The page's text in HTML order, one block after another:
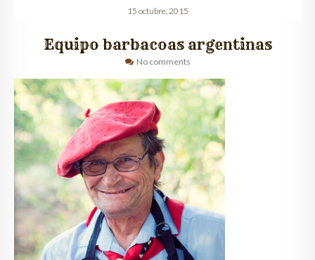
CLIENTES
GALERÍA
CONTACTO
15 octubre, 2015
Equipo barbacoas argentinas
No comments